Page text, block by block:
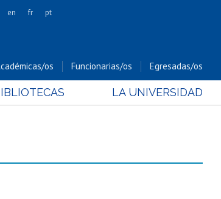
y Conservación
Cs. Sociales
en fr pt
os Funcionarias/os Egresadas/os
LA UNIVERSIDAD